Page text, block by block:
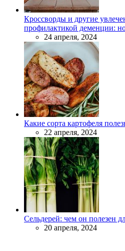
Кроссворды и другие
профилактикой деменции:
24 апреля, 2024
Какие сорта картофеля
22 апреля, 2024
Сельдерей: чем он полезен
20 апреля, 2024